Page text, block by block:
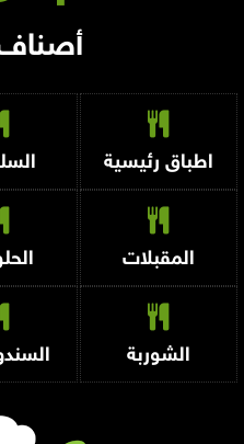
اطباق رئيسية
المقبلات
الشوربة